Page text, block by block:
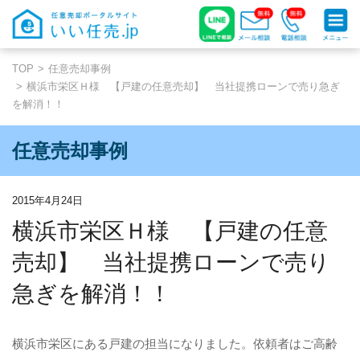
TOP
任意売却事例
横浜市栄区Ｈ様 【戸建の任意売却】 当社提携ローンで売り急ぎ
を解消！！
任意売却事例
2015年4月24日
横浜市栄区Ｈ様 【戸建の任意
売却】 当社提携ローンで売り
急ぎを解消！！
横浜市栄区にある戸建の担当になりました。依頼者はご高齢